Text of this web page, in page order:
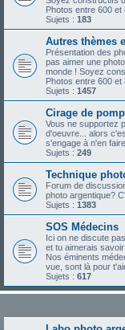
Photos entre 600 et
Sujets : 183
Autres thèmes
Présentation des
pas aimer une
monde ! Soyez
Photos entre 600 et
Sujets : 1457
Cirage de
Vous ne supportez
d'oeuvre... alors
s'engage à n'en
Sujets : 249
Technique
Forum de
photo argentique?
Sujets : 1383
SOS Médecins
Ici on ne discute
et tu aimerais
Nos éminents
vue, sont là pour
Sujets : 617